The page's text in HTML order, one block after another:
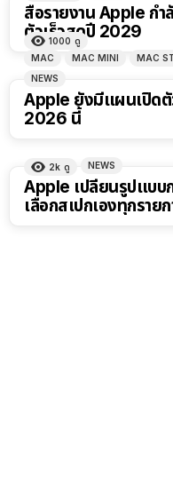
สื่อรายงาน Apple ก
ตัวเร็วสุดปี 2029
1000 ดู
MAC
MAC MINI MAC
NEWS
Apple ยังมีแผนเปิดตั
2026 นี้
2k ดู NEWS
Apple เปลี่ยนรูปแบบ
เลือกสเปกเองทุกรายก